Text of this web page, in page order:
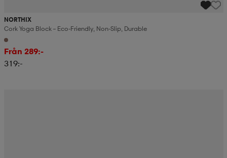
NORTHIX
Cork Yoga Block – Eco-Friendly, Non-Slip, Durable
Från 289:-
319:-